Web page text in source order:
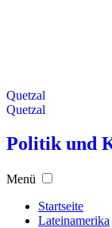
Quetzal
Quetzal
Politik und
Menü
Startseite
Lateinamerika